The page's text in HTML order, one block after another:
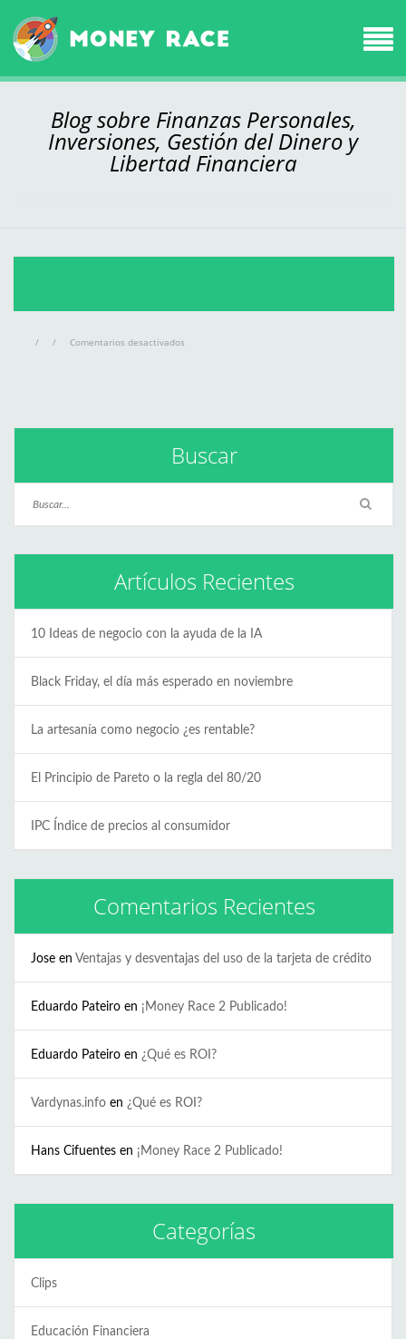
Blog sobre Finanzas Personales,
Inversiones, Gestión del Dinero y
Libertad Financiera
/ / Comentarios desactivados
Buscar
Artículos Recientes
10 Ideas de negocio con la ayuda de la IA
Black Friday, el día más esperado en noviembre
La artesanía como negocio ¿es rentable?
El Principio de Pareto o la regla del 80/20
IPC Índice de precios al consumidor
Comentarios Recientes
Jose en Ventajas y desventajas del uso de la tarjeta de crédito
Eduardo Pateiro en ¡Money Race 2 Publicado!
Eduardo Pateiro en ¿Qué es ROI?
Vardynas.info en ¿Qué es ROI?
Hans Cifuentes en ¡Money Race 2 Publicado!
Categorías
Clips
Educación Financiera